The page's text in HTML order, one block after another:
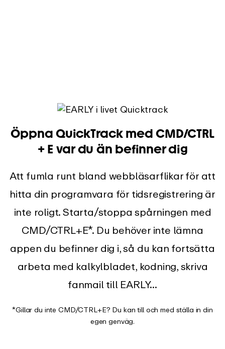
Öppna QuickTrack med CMD/CTRL
+ E var du än befinner dig
Att fumla runt bland webbläsarflikar för att
hitta din programvara för tidsregistrering är
inte roligt. Starta/stoppa spårningen med
CMD/CTRL+E*. Du behöver inte lämna
appen du befinner dig i, så du kan fortsätta
arbeta med kalkylbladet, kodning, skriva
fanmail till EARLY...
*Gillar du inte CMD/CTRL+E? Du kan till och med ställa in din
egen genväg.